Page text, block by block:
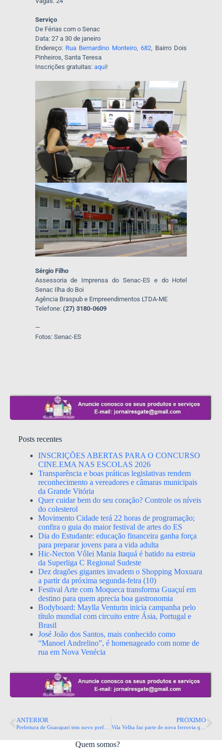
Serviço
De Férias com o Senac
Data: 27 a 30 de janeiro
Endereço: Rua Bernardino Monteiro, 682, Bairro Dois
Pinheiros, Santa Teresa
Inscrições gratuitas: aqui!
Sérgio Filho
Assessoria de Imprensa do Senac-ES e do Hotel
Senac Ilha do Boi
Agência Braspub e Empreendimentos LTDA-ME
Telefone: (27) 3180-0609
—
Fotos: Senac-ES
Posts recentes
INSCRIÇÕES ABERTAS PARA O CONCURSO
CINE.EMA NAS ESCOLAS 2026
Transparência e boas práticas legislativas rendem
reconhecimento a vereadores e câmaras municipais
da Grande Vitória
Quer cuidar bem do seu coração? Controle os níveis
do colesterol
Movimento Cidade terá 22 horas de programação;
confira o guia do maior festival de artes do ES
Dia do Estudante: educação financeira ganha força
para preparar jovens para a vida adulta
Hic-Necton Vôlei Mania Itaquá é batido na estreia
da Superliga C Regional Sudeste
Dez dragões gigantes invadem o Shopping Moxuara
a partir da próxima segunda-feira (10)
Festival Arte com Moqueca transforma Guaçuí em
destino para quem aprecia boa gastronomia
Bodyboard: Maylla Venturin inicia campanha pelo
título mundial com circuito entre Ásia, Portugal e
Brasil
José João dos Santos, mais conhecido como
“Manoel Andrelino”, é homenageado com nome de
rua em Nova Venécia
ANTERIOR PRÓXIMO
Quem somos?